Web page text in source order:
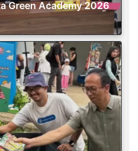
Green Academy 2026